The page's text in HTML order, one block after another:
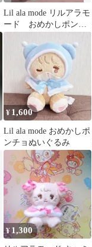
Lil ala mode リルアラモ
ード おめかしポンチ
ョマスコット スフレ
¥ 1,600
Lil ala mode おめかしポ
ンチョぬいぐるみ
¥ 1,300